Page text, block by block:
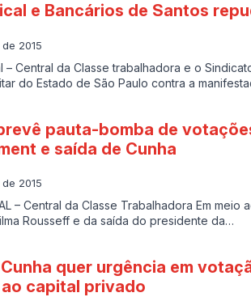
e Bancários de Santos
2015
– Central da Classe trabalhadora e o
do Estado de São Paulo contra a
pauta-bomba de
e saída de Cunha
2015
– Central da Classe Trabalhadora Em
Rousseff e da saída do presidente da…
quer urgência em
capital privado